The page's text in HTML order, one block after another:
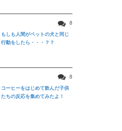
8
もしも人間がペットの犬と同じ
行動をしたら・・・？？
8
コーヒーをはじめて飲んだ子供
たちの反応を集めてみたよ！